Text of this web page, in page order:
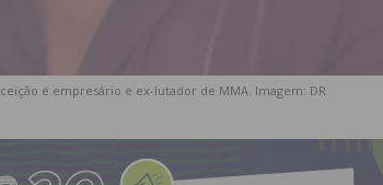
é empresário e ex-lutador de MMA. Imagem: DR